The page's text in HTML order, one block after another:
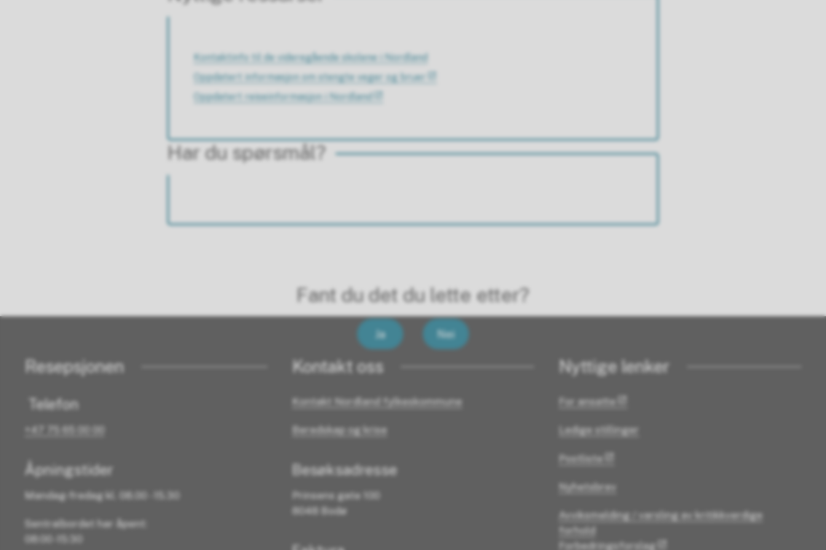
Kontaktinfo til de videregående skolene i Nordland
Oppdatert informasjon om stengte veger og bruer
Oppdatert reiseinformasjon i Nordland
Har du spørsmål?
Fant du det du lette etter?
Ja Nei
Resepsjonen
Telefon
+47 75 65 00 00
Åpningstider
Mandag-fredag kl. 08.00 - 15.30
Sentralbordet har åpent:
08:00 -15:30
Kontakt oss
Kontakt Nordland fylkeskommune
Beredskap og krise
Besøksadresse
Prinsens gate 100
8048 Bodø
Nyttige lenker
For ansatte
Ledige stillinger
Postliste
Nyhetsbrev
Avviksmelding / varsling av kritikkverdige
forhold
Forbedringsforslag